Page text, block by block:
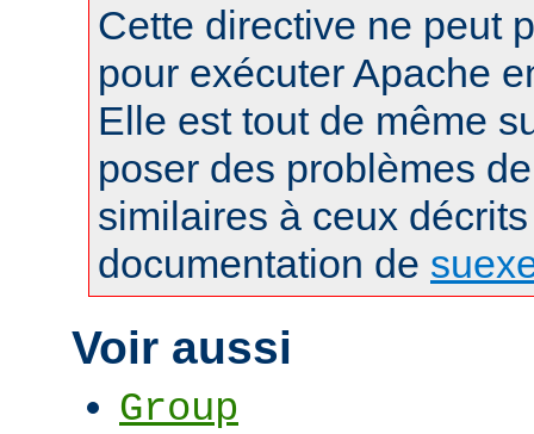
Cette directive ne peut
pour exécuter Apache
Elle est tout de même
poser des problèmes
similaires à ceux
documentation de
Voir aussi
Group